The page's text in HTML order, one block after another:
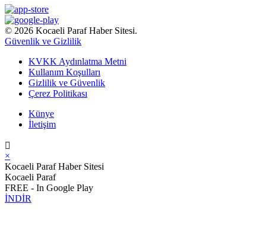
© 2026 Kocaeli Paraf Haber Sitesi.
Güvenlik ve Gizlilik
KVKK Aydınlatma Metni
Kullanım Koşulları
Gizlilik ve Güvenlik
Çerez Politikası
Künye
İletişim
×
Kocaeli Paraf Haber Sitesi
Kocaeli Paraf
FREE - In Google Play
İNDİR